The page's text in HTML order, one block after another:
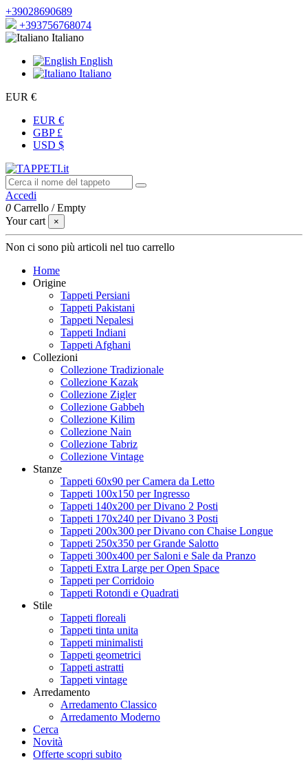
+39028690689
+393756768074
Italiano
English
Italiano
EUR €
EUR €
GBP £
USD $
Accedi
0 Carrello /Empty
Your cart
×
Non ci sono più articoli nel tuo carrello
Home
Origine
Tappeti Persiani
Tappeti Pakistani
Tappeti Nepalesi
Tappeti Indiani
Tappeti Afghani
Collezioni
Collezione Tradizionale
Collezione Kazak
Collezione Zigler
Collezione Gabbeh
Collezione Kilim
Collezione Nain
Collezione Tabriz
Collezione Vintage
Stanze
Tappeti 60x90 per Camera da Letto
Tappeti 100x150 per Ingresso
Tappeti 140x200 per Divano 2 Posti
Tappeti 170x240 per Divano 3 Posti
Tappeti 200x300 per Divano con Chaise Longue
Tappeti 250x350 per Grande Salotto
Tappeti 300x400 per Saloni e Sale da Pranzo
Tappeti Extra Large per Open Space
Tappeti per Corridoio
Tappeti Rotondi e Quadrati
Stile
Tappeti floreali
Tappeti tinta unita
Tappeti minimalisti
Tappeti geometrici
Tappeti astratti
Tappeti vintage
Arredamento
Arredamento Classico
Arredamento Moderno
Cerca
Novità
Offerte scopri subito